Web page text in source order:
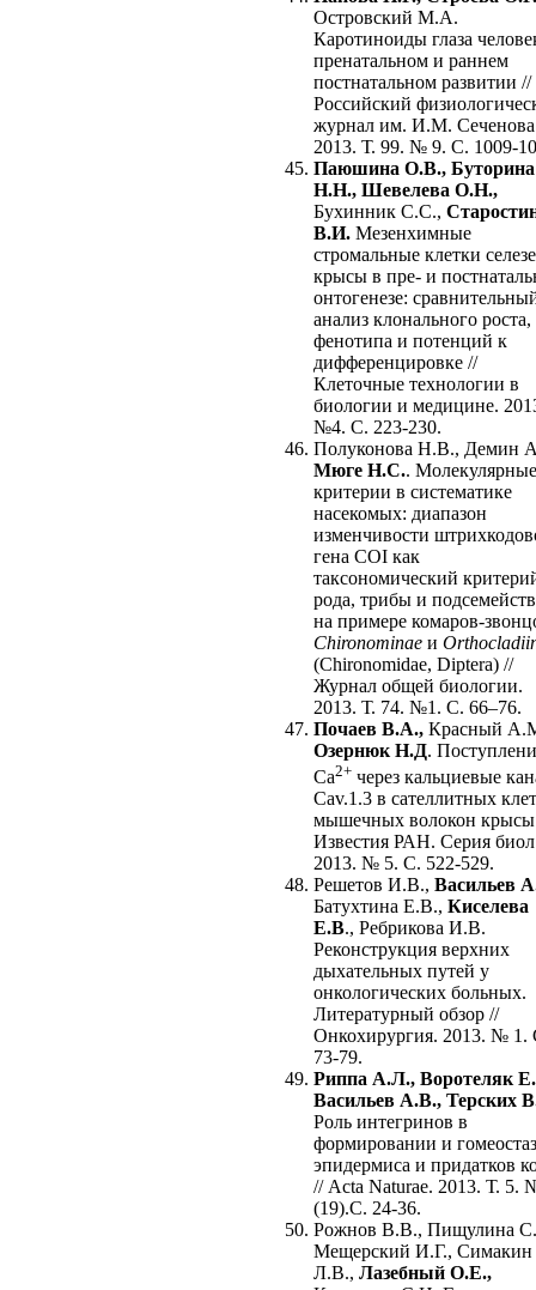
Островский М.А.
Каротиноиды глаза
пренатальном и раннем
постнатальном развитии //
Российский
журнал им. И.М.
2013. Т. 99. № 9. С. 1009-
Паюшина О.В., Буторина
Н.Н., Шевелева О.Н.,
Бухинник С.С.,
В.И. Мезенхимные
стромальные клетки
крысы в пре- и
онтогенезе:
анализ клонального роста,
фенотипа и потенций к
дифференцировке //
Клеточные технологии в
биологии и медицине.
№4. С. 223-230.
Полуконова Н.В., Демин
Мюге Н.С.. Молекулярные
критерии в систематике
насекомых: диапазон
изменчивости
гена COI как
таксономический
рода, трибы и
на примере комаров-
Chironominae и
(Chironomidae, Diptera) //
Журнал общей биологии.
2013. Т. 74. №1. С. 66–76.
Почаев В.А., Красный
Озернюк Н.Д.
Са2+ через кальциевые
Cav.1.3 в сателлитных
мышечных волокон
Известия РАН. Серия
2013. № 5. С. 522-529.
Решетов И.В., Васильев
Батухтина Е.В., Киселева
Е.В., Ребрикова И.В.
Реконструкция верхних
дыхательных путей у
онкологических больных.
Литературный обзор //
Онкохирургия. 2013. № 1.
73-79.
Риппа А.Л., Воротеляк
Васильев А.В., Терских
Роль интегринов в
формировании и
эпидермиса и придатков
// Acta Naturae. 2013. Т. 5.
(19).С. 24-36.
Рожнов В.В., Пищулина
Мещерский И.Г., Симакин
Л.В., Лазебный О.Е.,